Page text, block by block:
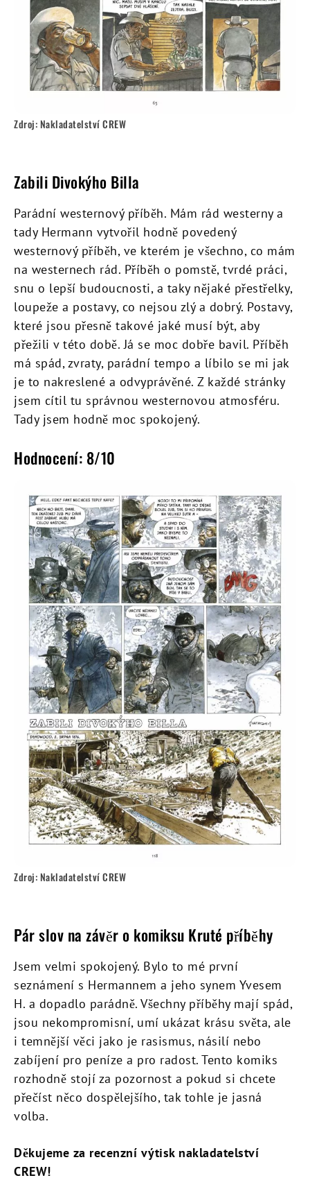
Zdroj: Nakladatelství CREW
Zabili Divokýho Billa
Parádní westernový příběh. Mám rád westerny a
tady Hermann vytvořil hodně povedený
westernový příběh, ve kterém je všechno, co mám
na westernech rád. Příběh o pomstě, tvrdé práci,
snu o lepší budoucnosti, a taky nějaké přestřelky,
loupeže a postavy, co nejsou zlý a dobrý. Postavy,
které jsou přesně takové jaké musí být, aby
přežili v této době. Já se moc dobře bavil. Příběh
má spád, zvraty, parádní tempo a líbilo se mi jak
je to nakreslené a odvyprávěné. Z každé stránky
jsem cítil tu správnou westernovou atmosféru.
Tady jsem hodně moc spokojený.
Hodnocení: 8/10
Zdroj: Nakladatelství CREW
Pár slov na závěr o komiksu Kruté příběhy
Jsem velmi spokojený. Bylo to mé první
seznámení s Hermannem a jeho synem Yvesem
H. a dopadlo parádně. Všechny příběhy mají spád,
jsou nekompromisní, umí ukázat krásu světa, ale
i temnější věci jako je rasismus, násilí nebo
zabíjení pro peníze a pro radost. Tento komiks
rozhodně stojí za pozornost a pokud si chcete
přečíst něco dospělejšího, tak tohle je jasná
volba.
Děkujeme za recenzní výtisk nakladatelství
CREW!